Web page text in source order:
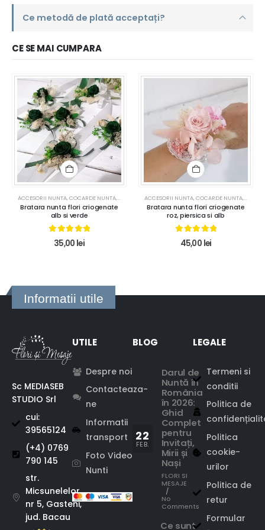
Ce metodă de plată acceptați?
CE SE MAI CUMPARA
ACCESORII NUNTA,COCARDE NUNTA,NUNTA
Bratara nunta flori criogenate
alb si verde
5.00out of 5
35,00 lei
ACCESORII NUNTA,COCARDE NUNTA,NUNTA
Bratara nunta flori criogenate
roz, piersica si alb
5.00out of 5
45,00 lei
Informatii utile
Sc MEDIASEB
STUDIO Srl
cui:
39565124
(+4) 0769
790 145
str.
Micsunelelor,
nr 5, Gasteni,
jud. Bacau
UTILE
Despre noi
Contacteaza-
ne
Informatii
transport
Foto Video
Nunti
BLOG
22
FEB.
Darul de
Nuntă în
România
în 2026:
Ghid
Complet
pentru
Invitați,
Mirii și
Nași
FLORI SI
MESAJE
/
No
Comments
Ce sunt
LEGALE
Termeni si
conditii
Politica de
Politica
cookie-
urilor
Politica de
retur
Formular